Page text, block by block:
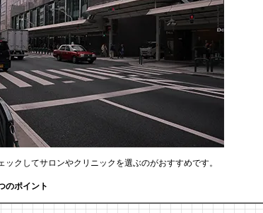
クしてサロンやクリニックを選ぶのがおすすめです。
のポイント